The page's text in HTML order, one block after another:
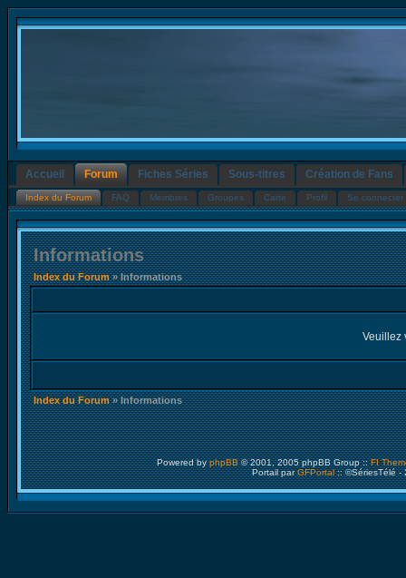
Accueil Forum Fiches Séries Sous-titres Création de Fans
Index du Forum FAQ Membres Groupes Carte Profil Se connecter
Informations
Index du Forum» Informations
Veuillez
Index du Forum» Informations
Powered byphpBB© 2001, 2005 phpBB Group ::FI
Portail parGFPortal:: ©SériesTélé -